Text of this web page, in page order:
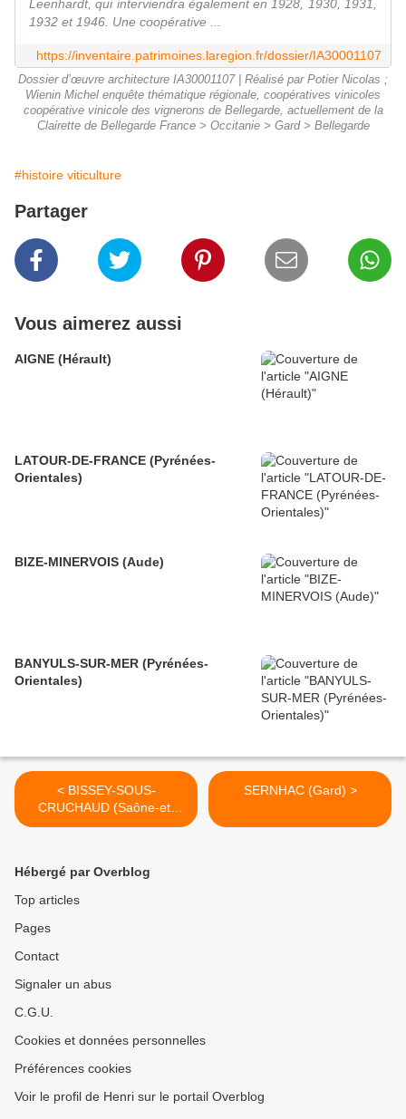
Leenhardt, qui interviendra également en 1928, 1930, 1931,
1932 et 1946. Une coopérative ...
https://inventaire.patrimoines.laregion.fr/dossier/IA30001107
Dossier d’œuvre architecture IA30001107 | Réalisé par Potier Nicolas ;
Wienin Michel enquête thématique régionale, coopératives vinicoles
coopérative vinicole des vignerons de Bellegarde, actuellement de la
Clairette de Bellegarde France > Occitanie > Gard > Bellegarde
#histoire viticulture
Partager
Vous aimerez aussi
AIGNE (Hérault)
LATOUR-DE-FRANCE (Pyrénées-
Orientales)
BIZE-MINERVOIS (Aude)
BANYULS-SUR-MER (Pyrénées-
Orientales)
< BISSEY-SOUS-
CRUCHAUD (Saône-et-
Loire)
SERNHAC (Gard) >
Hébergé par Overblog
Top articles
Pages
Contact
Signaler un abus
C.G.U.
Cookies et données personnelles
Préférences cookies
Voir le profil de Henri sur le portail Overblog